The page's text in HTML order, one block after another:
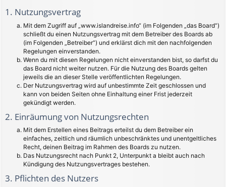
1. Nutzungsvertrag
Mit dem Zugriff auf „www.islandreise.info“ (im Folgenden „das Board“)
schließt du einen Nutzungsvertrag mit dem Betreiber des Boards ab
(im Folgenden „Betreiber“) und erklärst dich mit den nachfolgenden
Regelungen einverstanden.
Wenn du mit diesen Regelungen nicht einverstanden bist, so darfst du
das Board nicht weiter nutzen. Für die Nutzung des Boards gelten
jeweils die an dieser Stelle veröffentlichten Regelungen.
Der Nutzungsvertrag wird auf unbestimmte Zeit geschlossen und
kann von beiden Seiten ohne Einhaltung einer Frist jederzeit
gekündigt werden.
2. Einräumung von Nutzungsrechten
Mit dem Erstellen eines Beitrags erteilst du dem Betreiber ein
einfaches, zeitlich und räumlich unbeschränktes und unentgeltliches
Recht, deinen Beitrag im Rahmen des Boards zu nutzen.
Das Nutzungsrecht nach Punkt 2, Unterpunkt a bleibt auch nach
Kündigung des Nutzungsvertrages bestehen.
3. Pflichten des Nutzers